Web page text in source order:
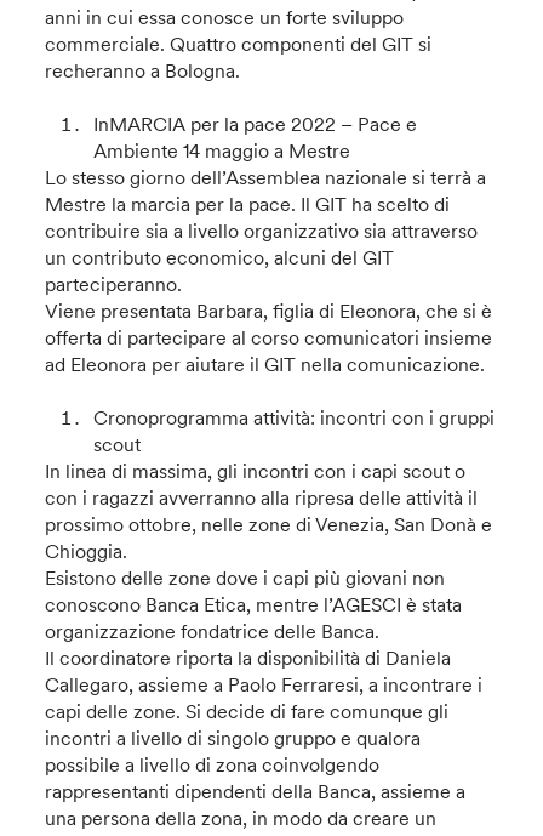
anni in cui essa conosce un forte sviluppo
commerciale. Quattro componenti del GIT si
recheranno a Bologna.
InMARCIA per la pace 2022 – Pace e
Ambiente 14 maggio a Mestre
Lo stesso giorno dell’Assemblea nazionale si terrà a
Mestre la marcia per la pace. Il GIT ha scelto di
contribuire sia a livello organizzativo sia attraverso
un contributo economico, alcuni del GIT
parteciperanno.
Viene presentata Barbara, figlia di Eleonora, che si è
offerta di partecipare al corso comunicatori insieme
ad Eleonora per aiutare il GIT nella comunicazione.
Cronoprogramma attività: incontri con i gruppi
scout
In linea di massima, gli incontri con i capi scout o
con i ragazzi avverranno alla ripresa delle attività il
prossimo ottobre, nelle zone di Venezia, San Donà e
Chioggia.
Esistono delle zone dove i capi più giovani non
conoscono Banca Etica, mentre l’AGESCI è stata
organizzazione fondatrice delle Banca.
Il coordinatore riporta la disponibilità di Daniela
Callegaro, assieme a Paolo Ferraresi, a incontrare i
capi delle zone. Si decide di fare comunque gli
incontri a livello di singolo gruppo e qualora
possibile a livello di zona coinvolgendo
rappresentanti dipendenti della Banca, assieme a
una persona della zona, in modo da creare un